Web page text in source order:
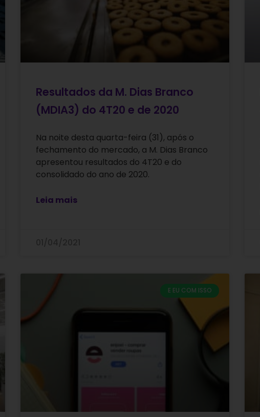
Resultados da M. Dias Branco
(MDIA3) do 4T20 e de 2020
Na noite desta quarta-feira (31), após o
fechamento do mercado, a M. Dias Branco
apresentou resultados do 4T20 e do
consolidado do ano de 2020.
Leia mais
E EU COM ISSO